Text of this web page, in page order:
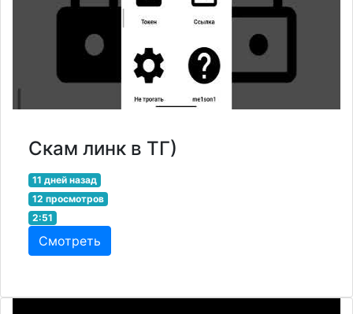
Скам линк в ТГ)
11 дней назад
12 просмотров
2:51
Смотреть